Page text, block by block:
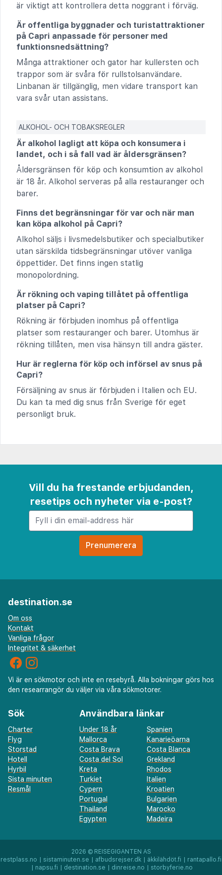
är viktigt att kontrollera detta noggrant i förväg.
Är offentliga byggnader och turistattraktioner
på Capri anpassade för personer med
funktionsnedsättning?
Många attraktioner och gator har kullersten och
trappor som är svåra för rullstolsanvändare.
Linbanan är tillgänglig, men vidare transport kan
vara svår utan assistans.
ALKOHOL- OCH TOBAKSREGLER
Är alkohol lagligt att köpa och konsumera i
landet, och i så fall vad är åldersgränsen?
Åldersgränsen för köp och konsumtion av alkohol
är 18 år. Alkohol serveras på alla restauranger och
barer.
Finns det begränsningar för var och när man
kan köpa alkohol på Capri?
Alkohol säljs i livsmedelsbutiker och specialbutiker
utan särskilda tidsbegränsningar utöver vanliga
öppettider. Det finns ingen statlig
monopolordning.
Är rökning och vaping tillåtet på offentliga
platser på Capri?
Rökning är förbjuden inomhus på offentliga
platser som restauranger och barer. Utomhus är
rökning tillåten, men visa hänsyn till andra gäster.
Hur är reglerna för köp och införsel av snus på
Capri?
Försäljning av snus är förbjuden i Italien och EU.
Du kan ta med dig snus från Sverige för eget
personligt bruk.
Vill du ha frestande erbjudanden,
resetips och nyheter via e-post?
destination.se
Om oss
Kontakt
Vanliga frågor
Integritet & säkerhet
Vi är en sökmotor och inte en resebyrå. Alla bokningar görs hos
den researrangör du väljer via våra sökmotorer.
Sök
Charter
Flyg
Storstad
Hotell
Hyrbil
Sista minuten
Resmål
Användbara länkar
Under 18 år
Spanien
Mallorca
Kanarieöarna
Costa Brava
Costa Blanca
Costa del Sol
Grekland
Kreta
Rhodos
Turkiet
Italien
Cypern
Kroatien
Portugal
Bulgarien
Thailand
Marocko
Egypten
Madeira
2026 © REISEGIGANTEN AS
restplass.no | sistaminuten.se | afbudsrejser.dk | äkkilähdöt.fi | rantapallo.fi
| napsu.fi | destination.se | dinreise.no | storbyferie.no